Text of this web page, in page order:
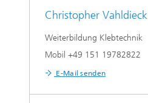
Christopher Vahldieck
Weiterbildung Klebtechnik
Mobil +49 151 19782822
E-Mail senden